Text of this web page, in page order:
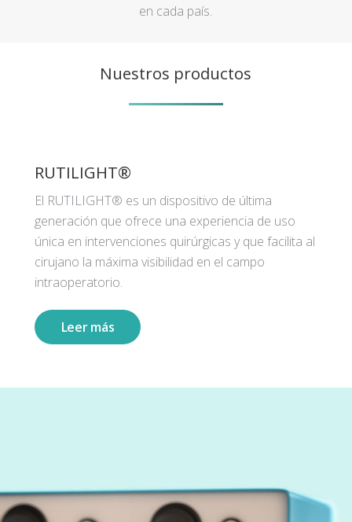
en cada país.
Nuestros productos
RUTILIGHT®
El RUTILIGHT® es un dispositivo de última
generación que ofrece una experiencia de uso
única en intervenciones quirúrgicas y que facilita al
cirujano la máxima visibilidad en el campo
intraoperatorio.
Leer más